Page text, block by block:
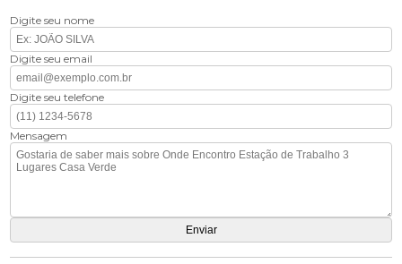
Digite seu nome
Digite seu email
Digite seu telefone
Mensagem